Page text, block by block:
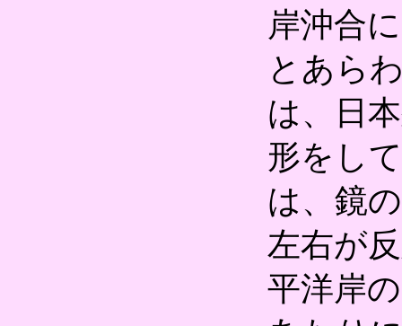
岸沖合
とあら
は、日
形をし
は、鏡
左右が
平洋岸